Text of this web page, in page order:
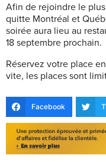
Afin de rejoindre le
quitte Montréal et
soirée aura lieu au
18 septembre prochain.
Réservez votre place
vite, les places sont
Facebook